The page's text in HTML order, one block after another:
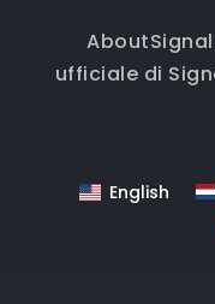
ufficiale di
English